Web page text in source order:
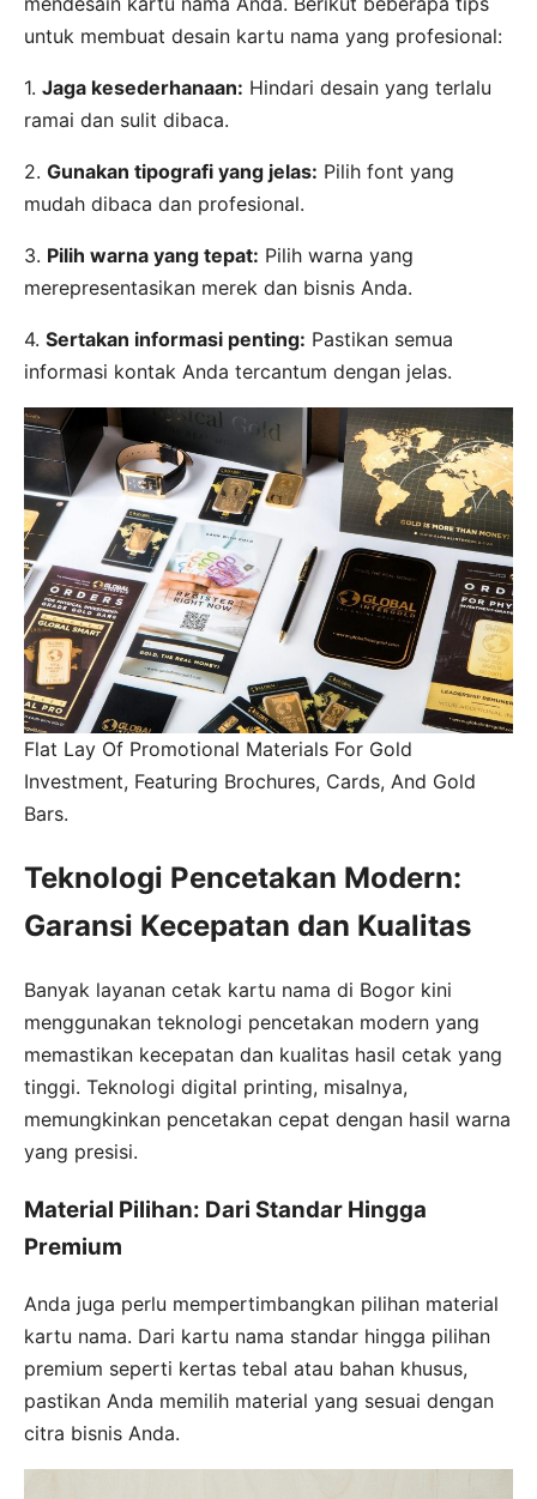
untuk membuat desain kartu nama yang profesional:
1. Jaga kesederhanaan: Hindari desain yang terlalu
ramai dan sulit dibaca.
2. Gunakan tipografi yang jelas: Pilih font yang
mudah dibaca dan profesional.
3. Pilih warna yang tepat: Pilih warna yang
merepresentasikan merek dan bisnis Anda.
4. Sertakan informasi penting: Pastikan semua
informasi kontak Anda tercantum dengan jelas.
Flat Lay Of Promotional Materials For Gold
Investment, Featuring Brochures, Cards, And Gold
Bars.
Teknologi Pencetakan Modern:
Garansi Kecepatan dan Kualitas
Banyak layanan cetak kartu nama di Bogor kini
menggunakan teknologi pencetakan modern yang
memastikan kecepatan dan kualitas hasil cetak yang
tinggi. Teknologi digital printing, misalnya,
memungkinkan pencetakan cepat dengan hasil warna
yang presisi.
Material Pilihan: Dari Standar Hingga
Premium
Anda juga perlu mempertimbangkan pilihan material
kartu nama. Dari kartu nama standar hingga pilihan
premium seperti kertas tebal atau bahan khusus,
pastikan Anda memilih material yang sesuai dengan
citra bisnis Anda.